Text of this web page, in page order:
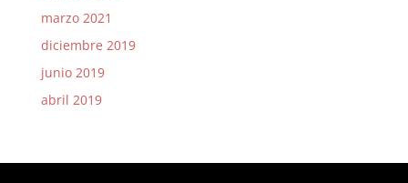
marzo 2021
diciembre 2019
junio 2019
abril 2019